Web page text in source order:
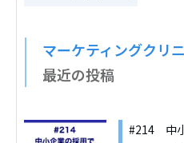
マーケティングクリ
最近の投稿
#214 中